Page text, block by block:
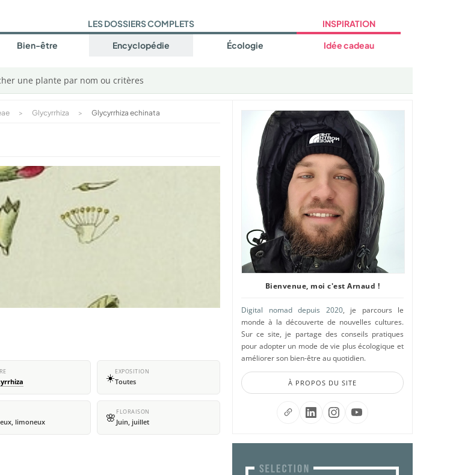
LES DOSSIERS COMPLETS
Bien-être Encyclopédie Écologie
INSPIRATION
Idée cadeau
une plante par nom ou critères
> Glycyrrhiza > Glycyrrhiza echinata
☀️EXPOSITION
Toutes
limoneux 🌸 FLORAISON
Juin, juillet
Bienvenue, moi c'est Arnaud !
Digital nomad depuis 2020, je parcours le
monde à la découverte de nouvelles cultures.
Sur ce site, je partage des conseils pratiques
pour adopter un mode de vie plus écologique et
améliorer son bien-être au quotidien.
À PROPOS DU SITE